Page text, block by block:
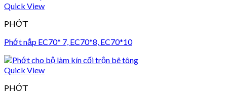
Quick View
PHỚT
Phớt nắp EC70* 7, EC70*8, EC70*10
Quick View
PHỚT